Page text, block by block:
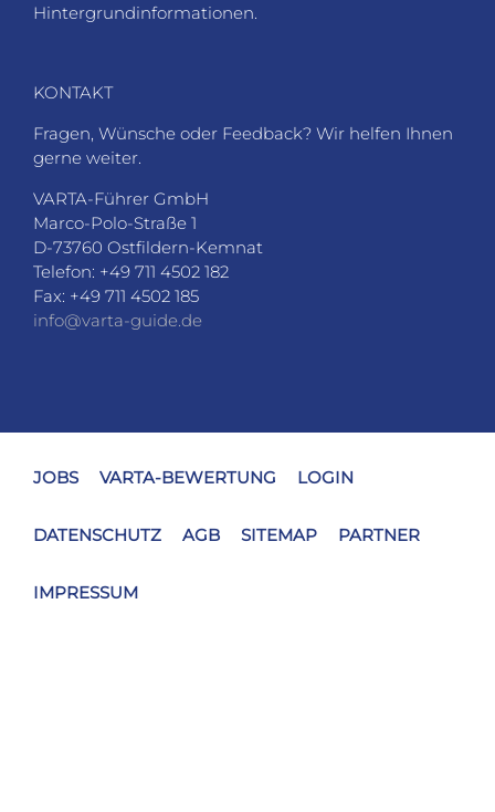
Hintergrundinformationen.
KONTAKT
Fragen, Wünsche oder Feedback? Wir helfen Ihnen
gerne weiter.
VARTA-Führer GmbH
Marco-Polo-Straße 1
D-73760 Ostfildern-Kemnat
Telefon: +49 711 4502 182
Fax: +49 711 4502 185
info@varta-guide.de
JOBS VARTA-BEWERTUNG LOGIN
DATENSCHUTZ AGB SITEMAP PARTNER
IMPRESSUM